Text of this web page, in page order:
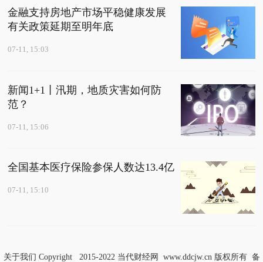
金融支持房地产市场平稳健康发展
有关政策延期至明年底
07-11, 15:03
新闻1+1丨汛期，地质灾害如何防
范？
07-11, 15:06
全国基本医疗保险参保人数达13.4亿
07-11, 15:10
关于我们 Copyright 2015-2022 当代财经网 www.ddcjw.cn 版权所有 备